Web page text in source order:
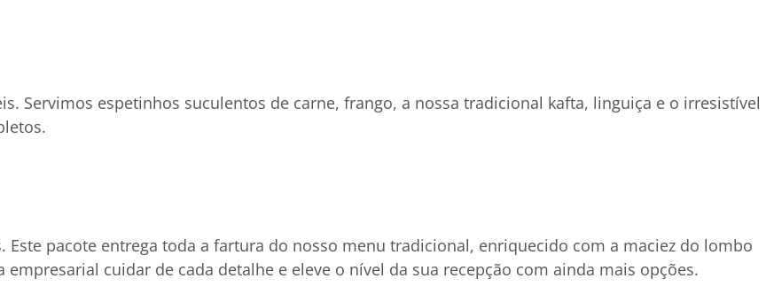
Servimos espetinhos suculentos de carne, frango, a nossa tradicional kafta, linguiça e o irresistível
pacote entrega toda a fartura do nosso menu tradicional, enriquecido com a maciez do lombo
cuidar de cada detalhe e eleve o nível da sua recepção com ainda mais opções.